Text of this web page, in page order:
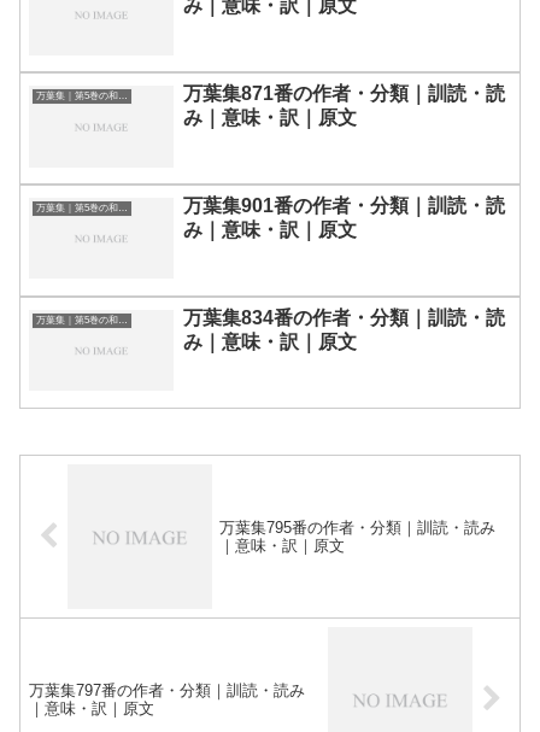
み｜意味・訳｜原文
万葉集｜第5巻の和歌一覧
万葉集871番の作者・分類｜訓読・読
み｜意味・訳｜原文
万葉集｜第5巻の和歌一覧
万葉集901番の作者・分類｜訓読・読
み｜意味・訳｜原文
万葉集834番の作者・分類｜訓読・読
み｜意味・訳｜原文
万葉集795番の作者・分類｜訓読・読み
｜意味・訳｜原文
万葉集797番の作者・分類｜訓読・読み
｜意味・訳｜原文